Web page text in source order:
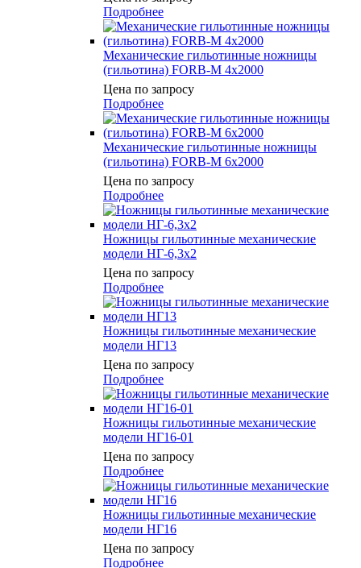
Подробнее
Механические гильотинные ножницы
(гильотина) FORB-M 4х2000
Цена по запросу
Подробнее
Механические гильотинные ножницы
(гильотина) FORB-M 6х2000
Цена по запросу
Подробнее
Ножницы гильотинные механические
модели НГ-6,3х2
Цена по запросу
Подробнее
Ножницы гильотинные механические
модели НГ13
Цена по запросу
Подробнее
Ножницы гильотинные механические
модели НГ16-01
Цена по запросу
Подробнее
Ножницы гильотинные механические
модели НГ16
Цена по запросу
Подробнее